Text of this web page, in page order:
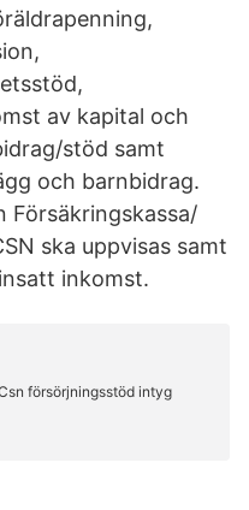
av kapital och
stöd samt
och barnbidrag.
Försäkringskassa/
ska uppvisas samt
inkomst.